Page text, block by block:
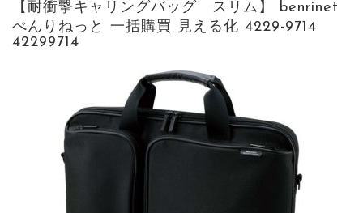
【耐衝撃キャリングバッグ スリム】 benrinet
べんりねっと 一括購買 見える化 4229-9714
42299714